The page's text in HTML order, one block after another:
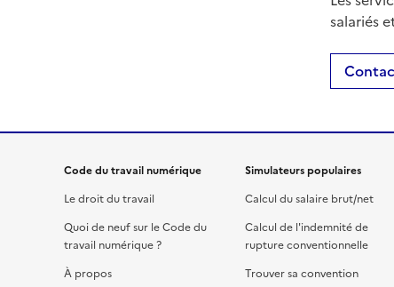
salariés
Code du travail numérique
Le droit du travail
Quoi de neuf sur le Code du
travail numérique ?
À propos
Simulateurs populaires
Calcul du salaire brut/net
Calcul de l'indemnité de
rupture conventionnelle
Trouver sa convention